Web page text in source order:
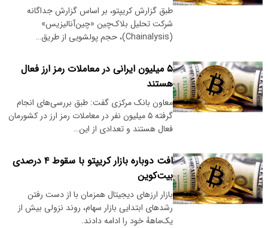
طبق گزارش کریپتو، بر اساس گزارش جداگانه
شرکت تحلیل بلاک‌چین «چین‌آنالیزیس»
(Chainalysis)، حجم پولشویی از طریق…
۵ میلیون ایرانی در معاملات رمز ارز فعال
هستند
معاون بانک مرکزی گفت: طبق بررسی‌های انجام
گرفته ۵ میلیون نفر در معاملات رمز ارز در کشورمان
فعال هستند و تعدادی از این…
افت دوباره بازار کریپتو با سقوط ۴ درصدی
بیت‌کوین
بازار ارزهای دیجیتال همزمان با از دست رفتن
رشدهای ابتدایی بازار سهام، روند نزولی بیش از
یک‌ماههٔ خود را ادامه دادند.